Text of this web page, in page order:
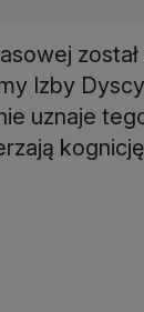
Izby
uznaje